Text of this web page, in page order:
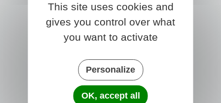
TRÉGLAMUS
This site uses cookies and
gives you control over what
you want to activate
Personalize
OK, accept all